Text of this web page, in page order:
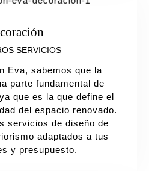
SERVICIOS
Eva, sabemos que la
parte fundamental de
que es la que define el
del espacio renovado.
servicios de diseño de
adaptados a tus
y presupuesto.